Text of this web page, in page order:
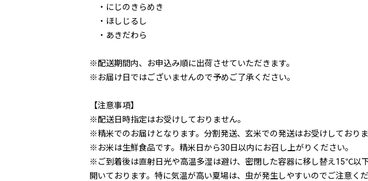
・にじのきらめき
・ほしじるし
・あきだわら
※配送期間内、お申込み順に出荷させていただきます。
※お届け日ではございませんので予めご了承ください。
【注意事項】
※配送日時指定はお受けしておりません。
※精米でのお届けとなります。分割発送、玄米での発送はお受けしておりま
※お米は生鮮食品です。精米日から30日以内にお召し上がりください。
※ご到着後は直射日光や高温多湿は避け、密閉した容器に移し替え15℃以
開いております。特に気温が高い夏場は、虫が発生しやすいのでご注意くだ